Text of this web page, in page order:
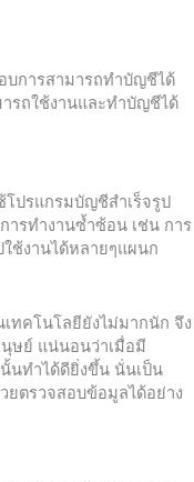
บการสามารถทำบัญชีได้
รถใช้งานและทำบัญชีได้
ปรแกรมบัญชีสำเร็จรูป
รทำงานซ้ำซ้อน เช่น การ
ช้งานได้หลายๆแผนก
ทคโนโลยียังไม่มากนัก จึง
ษย์ แน่นอนว่าเมื่อมี
นทำได้ดียิ่งขึ้น นั่นเป็น
ยตรวจสอบข้อมูลได้อย่าง